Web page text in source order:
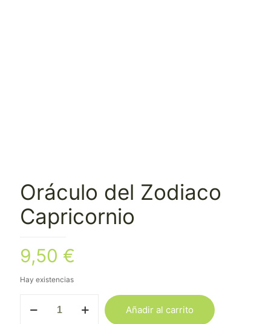
Oráculo del Zodiaco
Capricornio
9,50 €
Hay existencias
del
Añadir al carrito